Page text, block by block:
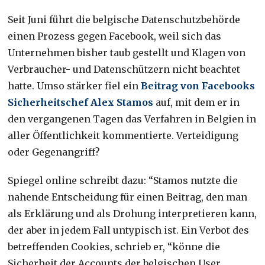
Seit Juni führt die belgische Datenschutzbehörde
einen Prozess gegen Facebook, weil sich das
Unternehmen bisher taub gestellt und Klagen von
Verbraucher- und Datenschützern nicht beachtet
hatte. Umso stärker fiel einBeitrag von Facebooks
Sicherheitschef Alex Stamos auf, mit dem er in
den vergangenen Tagen das Verfahren in Belgien in
aller Öffentlichkeit kommentierte. Verteidigung
oder Gegenangriff?
Spiegel online schreibt dazu: “Stamos nutzte die
nahende Entscheidung für einen Beitrag, den man
als Erklärung und als Drohung interpretieren kann,
der aber in jedem Fall untypisch ist. Ein Verbot des
betreffenden Cookies, schrieb er, “könne die